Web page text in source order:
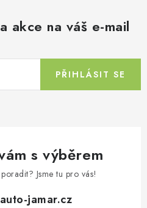
akce na váš e-mail
PŘIHLÁSIT SE
s výběrem
Jsme tu pro vás!
auto-jamar.cz